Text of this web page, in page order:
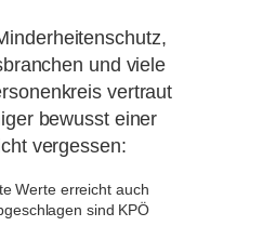
und viele
vertraut
bewusst einer
vergessen:
Werte erreicht auch
sind KPÖ